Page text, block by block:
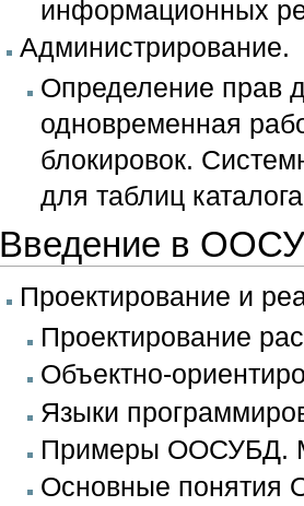
информационных
Администрирование.
Определение прав
одновременная
блокировок.
для таблиц
Введение в
Проектирование и
Проектирование
Объектно-
Языки
Примеры ООСУБД.
Основные понятия